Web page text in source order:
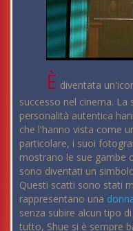
È diventata
successo nel cinema. La
personalità autentica
che l'hanno vista come
particolare, i suoi
mostrano le sue gambe
sono diventati un
Questi scatti sono stati
rappresentano una
senza subire alcun tipo
tutto, Shue si è sempre